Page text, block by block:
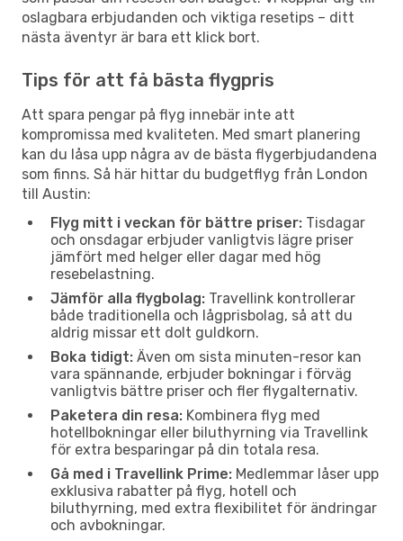
oslagbara erbjudanden och viktiga resetips – ditt
nästa äventyr är bara ett klick bort.
Tips för att få bästa flygpris
Att spara pengar på flyg innebär inte att
kompromissa med kvaliteten. Med smart planering
kan du låsa upp några av de bästa flygerbjudandena
som finns. Så här hittar du budgetflyg från London
till Austin:
Flyg mitt i veckan för bättre priser: Tisdagar
och onsdagar erbjuder vanligtvis lägre priser
jämfört med helger eller dagar med hög
resebelastning.
Jämför alla flygbolag: Travellink kontrollerar
både traditionella och lågprisbolag, så att du
aldrig missar ett dolt guldkorn.
Boka tidigt: Även om sista minuten-resor kan
vara spännande, erbjuder bokningar i förväg
vanligtvis bättre priser och fler flygalternativ.
Paketera din resa: Kombinera flyg med
hotellbokningar eller biluthyrning via Travellink
för extra besparingar på din totala resa.
Gå med i Travellink Prime: Medlemmar låser upp
exklusiva rabatter på flyg, hotell och
biluthyrning, med extra flexibilitet för ändringar
och avbokningar.